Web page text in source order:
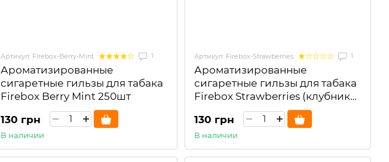
Артикул: Firebox-Berry-Mint 1
Ароматизированные
сигаретные гильзы для табака
Firebox Berry Mint 250шт
130 грн
В наличии
Артикул: Firebox-Strawberries 1
Ароматизированные
сигаретные гильзы для табака
Firebox Strawberries (клубника)
130 грн
В наличии